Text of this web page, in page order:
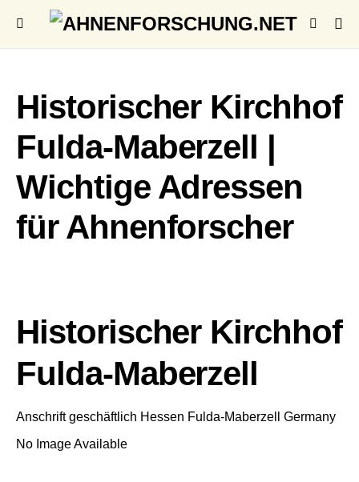
Historischer Kirchhof
Fulda-Maberzell |
Wichtige Adressen
für Ahnenforscher
Historischer Kirchhof
Fulda-Maberzell
Anschrift geschäftlich Hessen Fulda-Maberzell
Germany
No Image Available